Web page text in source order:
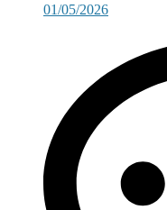
01/05/2026